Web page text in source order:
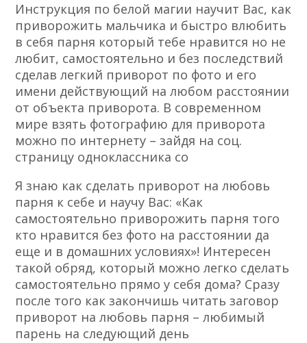
Инструкция по белой магии научит Вас, как
приворожить мальчика и быстро влюбить
в себя парня который тебе нравится но не
любит, самостоятельно и без последствий
сделав легкий приворот по фото и его
имени действующий на любом расстоянии
от объекта приворота. В современном
мире взять фотографию для приворота
можно по интернету – зайдя на соц.
страницу одноклассника со
Я знаю как сделать приворот на любовь
парня к себе и научу Вас: «Как
самостоятельно приворожить парня того
кто нравится без фото на расстоянии да
еще и в домашних условиях»! Интересен
такой обряд, который можно легко сделать
самостоятельно прямо у себя дома? Сразу
после того как закончишь читать заговор
приворот на любовь парня – любимый
парень на следующий день